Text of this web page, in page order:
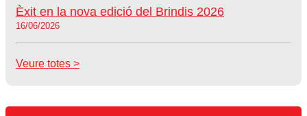
Èxit en la nova edició del Brindis 2026
16/06/2026
Veure totes >